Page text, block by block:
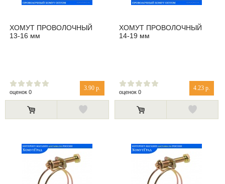
ХОМУТ ПРОВОЛОЧНЫЙ
13-16 мм
3.90 р.
оценок 0
ХОМУТ ПРОВОЛОЧНЫЙ
14-19 мм
4.23 р.
оценок 0